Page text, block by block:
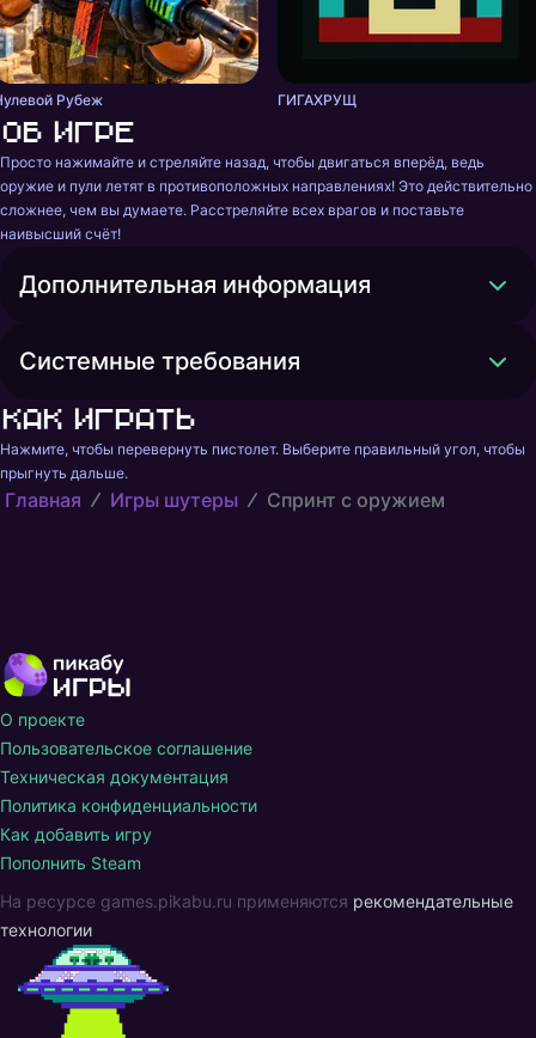
Рубеж ГИГАХРУЩ
Об игре
Просто нажимайте и стреляйте назад, чтобы двигаться вперёд, ведь
оружие и пули летят в противоположных направлениях! Это действительно
сложнее, чем вы думаете. Расстреляйте всех врагов и поставьте
наивысший счёт!
Дополнительная информация
Системные требования
Как играть
Нажмите, чтобы перевернуть пистолет. Выберите правильный угол, чтобы
прыгнуть дальше.
Главная Игры шутеры Спринт с оружием
О проекте
Пользовательское соглашение
Техническая документация
Политика конфиденциальности
Как добавить игру
Пополнить Steam
На ресурсе games.pikabu.ru применяются рекомендательные
технологии